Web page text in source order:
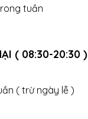
tuần
( 08:30-20:30 )
( trừ ngày lễ )